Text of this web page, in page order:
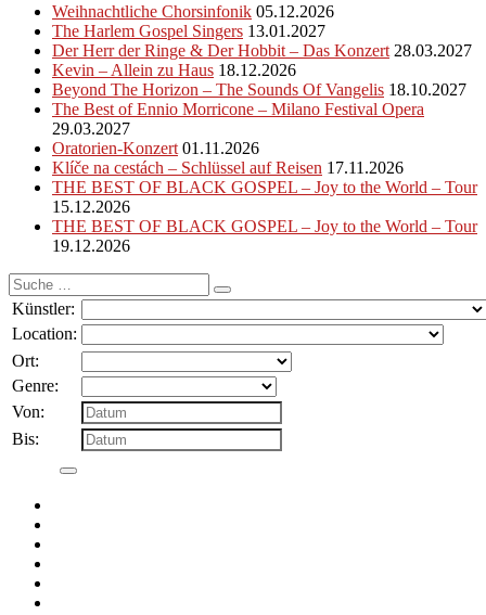
Weihnachtliche Chorsinfonik 05.12.2026
The Harlem Gospel Singers 13.01.2027
Der Herr der Ringe & Der Hobbit – Das Konzert 28.03.2027
Kevin – Allein zu Haus 18.12.2026
Beyond The Horizon – The Sounds Of Vangelis 18.10.2027
The Best of Ennio Morricone – Milano Festival Opera
29.03.2027
Oratorien-Konzert 01.11.2026
Klíče na cestách – Schlüssel auf Reisen 17.11.2026
THE BEST OF BLACK GOSPEL – Joy to the World – Tour
15.12.2026
THE BEST OF BLACK GOSPEL – Joy to the World – Tour
19.12.2026
Suche
nach:
Künstler:
Location:
Ort:
Genre:
Von:
Bis: